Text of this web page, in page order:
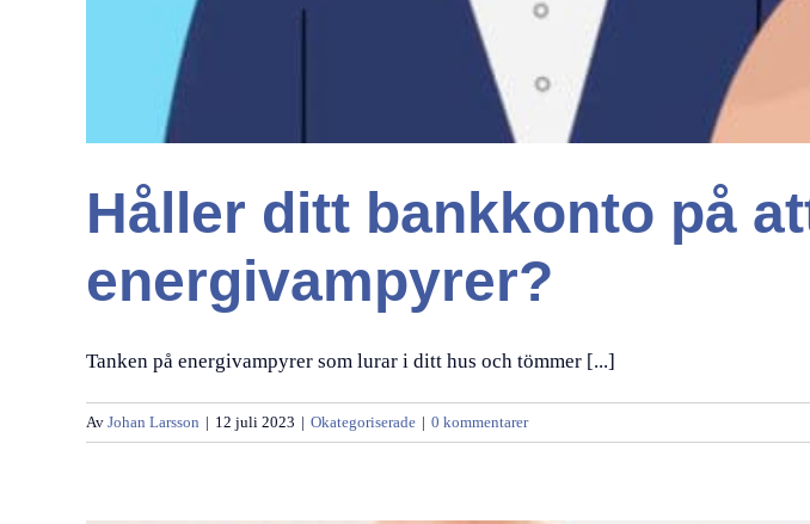
Håller ditt bankkonto på
energivampyrer?
Tanken på energivampyrer som lurar i ditt hus och tömmer [...]
Av Johan Larsson | 12 juli 2023 | Okategoriserade | 0 kommentarer